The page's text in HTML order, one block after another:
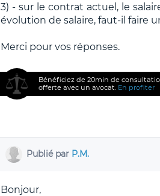
3) - sur le contrat actuel, le
évolution de salaire, faut-il faire
Merci pour vos réponses.
Bénéficiez de 20min de
offerte avec un avocat. En profiter
Publié par P.M.
Bonjour,